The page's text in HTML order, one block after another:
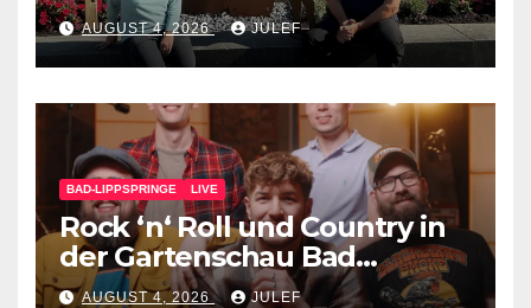
AUGUST 4, 2026 JULEF
BAD-LIPPSPRINGE LIVE
Rock ‘n‘ Roll und Country in
der Gartenschau Bad
Lippspringe
AUGUST 4, 2026 JULEF